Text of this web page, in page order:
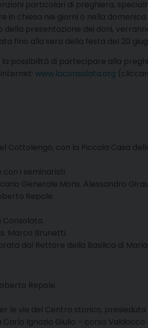
particolari di preghiera,
chiesa nei giorni o nella
presentazione dei doni,
fino alla sera della festa del 20
possibilità di partecipare alla
www.laconsolata.org
Cottolengo, con la Piccola Casa
i seminaristi.
Generale Mons. Alessandro
Repole.
Consolata.
Marco Brunetti.
dal Rettore della Basilica di
Repole.
le vie del Centro storico,
Ignazio Giulio – corso